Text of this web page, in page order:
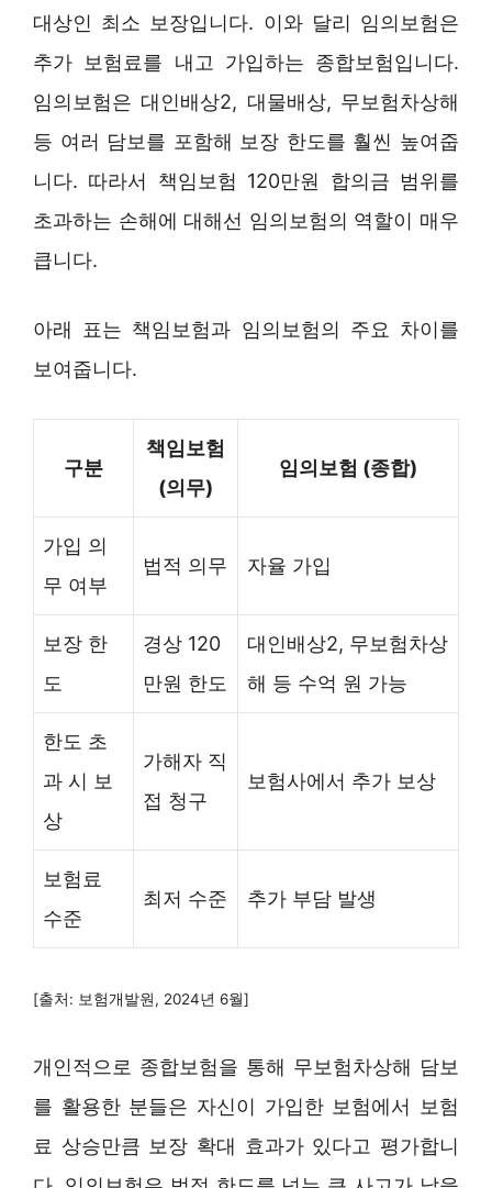
대상인 최소 보장입니다. 이와 달리 임의보험은
추가 보험료를 내고 가입하는 종합보험입니다.
임의보험은 대인배상2, 대물배상, 무보험차상해
등 여러 담보를 포함해 보장 한도를 훨씬 높여줍
니다. 따라서 책임보험 120만원 합의금 범위를
초과하는 손해에 대해선 임의보험의 역할이 매우
큽니다.
아래 표는 책임보험과 임의보험의 주요 차이를
보여줍니다.
구분
책임보험
(의무)
임의보험 (종합)
가입 의
무 여부
법적 의무 자율 가입
보장 한
도
경상 120
만원 한도
대인배상2, 무보험차상
해 등 수억 원 가능
한도 초
과 시 보
상
가해자 직
접 청구
보험사에서 추가 보상
보험료
수준
최저 수준 추가 부담 발생
[출처: 보험개발원, 2024년 6월]
개인적으로 종합보험을 통해 무보험차상해 담보
를 활용한 분들은 자신이 가입한 보험에서 보험
료 상승만큼 보장 확대 효과가 있다고 평가합니